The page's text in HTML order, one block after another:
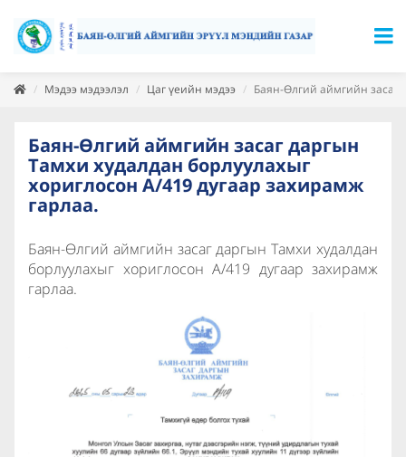
Мэдээ мэдээлэл Цаг үеийн мэдээ Баян-Өлгий аймгийн засаг
Баян-Өлгий аймгийн засаг даргын
Тамхи худалдан борлуулахыг
хориглосон А/419 дугаар захирамж
гарлаа.
Баян-Өлгий аймгийн засаг даргын Тамхи худалдан
борлуулахыг хориглосон А/419 дугаар захирамж
гарлаа.